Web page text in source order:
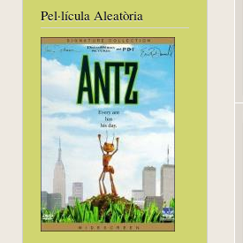
Pel·lícula Aleatòria